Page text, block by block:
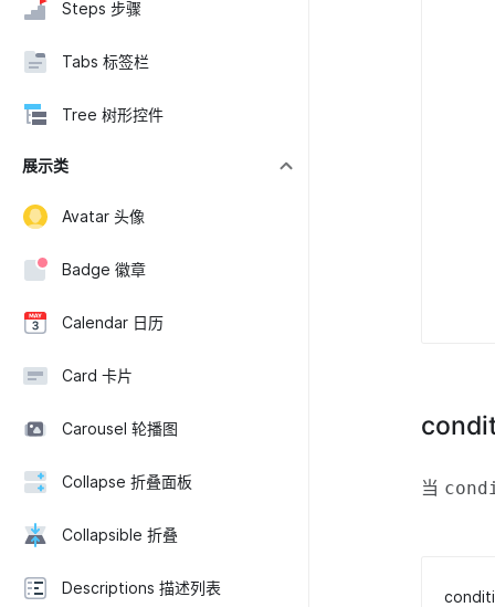
Steps 步骤
Tabs 标签栏
Tree 树形控件
展示类
Avatar 头像
Badge 徽章
Calendar 日历
Card 卡片
Carousel 轮播图
Collapse 折叠面板
Collapsible 折叠
Descriptions 描述列表
当